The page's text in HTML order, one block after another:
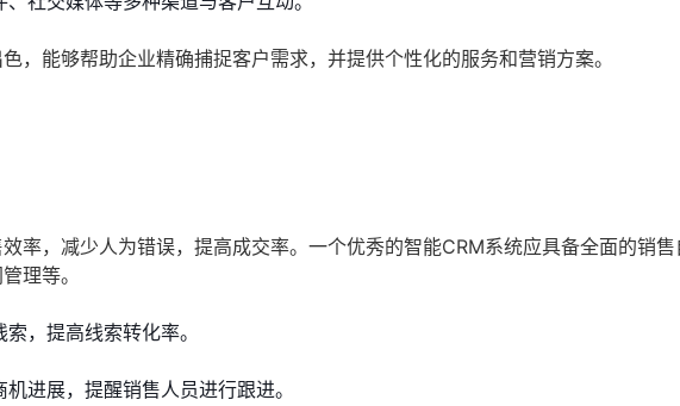
，能够帮助企业精确捕捉客户需求，并提供个性化的服务和营销方案。
率，减少人为错误，提高成交率。一个优秀的智能CRM系统应具备全面的销售
理等。
，提高线索转化率。
进展，提醒销售人员进行跟进。